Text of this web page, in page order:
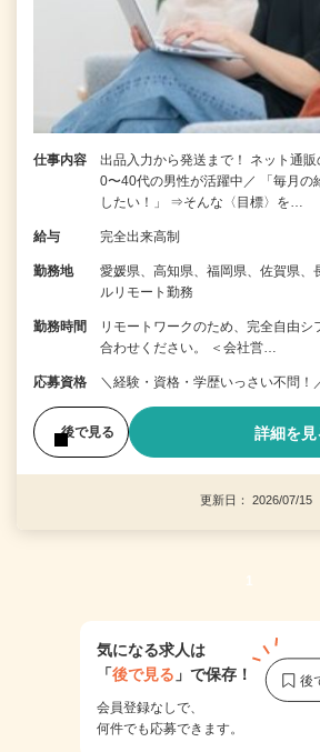
仕事内容
出品入力から発送まで！ ネット通
0〜40代の男性が活躍中／ 「毎月の
したい！」 ⇒そんな〈目標〉を…
給与 完全出来高制
勤務地
愛媛県、高知県、福岡県、佐賀県
ルリモート勤務
勤務時間
リモートワークのため、完全自由シ
合わせください。 ＜会社営…
応募資格 ＼経験・資格・学歴いっさい不問！
後で見る 詳細を見
更新日： 2026/07/
1
気になる求人は
「後で見る 」で保存！
会員登録なしで、
何件でも応募できます。